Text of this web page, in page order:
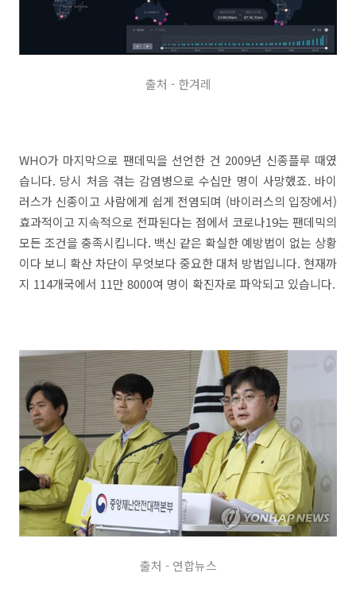
출처 - 한겨레
WHO가 마지막으로 팬데믹을 선언한 건 2009년 신종플루 때였
습니다. 당시 처음 겪는 감염병으로 수십만 명이 사망했죠. 바이
러스가 신종이고 사람에게 쉽게 전염되며 (바이러스의 입장에서)
효과적이고 지속적으로 전파된다는 점에서 코로나19는 팬데믹의
모든 조건을 충족시킵니다. 백신 같은 확실한 예방법이 없는 상황
이다 보니 확산 차단이 무엇보다 중요한 대처 방법입니다. 현재까
지 114개국에서 11만 8000여 명이 확진자로 파악되고 있습니다.
출처 - 연합뉴스